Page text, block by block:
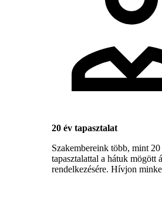
20 év tapasztalat
Szakembereink több, mint 20
tapasztalattal a hátuk mögött
rendelkezésére. Hívjon